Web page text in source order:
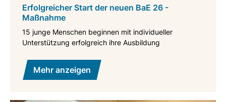
Erfolgreicher Start der neuen BaE 26 -
Maßnahme
15 junge Menschen beginnen mit individueller
Unterstützung erfolgreich ihre Ausbildung
Mehr anzeigen